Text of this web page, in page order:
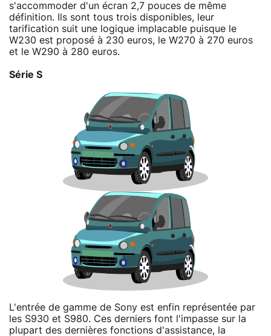
s'accommoder d'un écran 2,7 pouces de même
définition. Ils sont tous trois disponibles, leur
tarification suit une logique implacable puisque le
W230 est proposé à 230 euros, le W270 à 270 euros
et le W290 à 280 euros.
Série S
L'entrée de gamme de Sony est enfin représentée par
les S930 et S980. Ces derniers font l'impasse sur la
plupart des dernières fonctions d'assistance, la